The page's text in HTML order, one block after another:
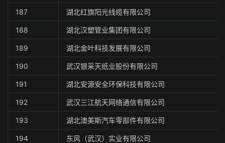
187 湖北红旗阳光线缆有限公司
188 湖北汉塑管业集团有限公司
189 湖北金叶科技发展有限公司
190 武汉银采天纸业股份有限公司
191 湖北安源安全环保科技有限公司
192 武汉三江航天网络通信有限公司
193 湖北澳美斯汽车零部件有限公司
194 东风（武汉）实业有限公司